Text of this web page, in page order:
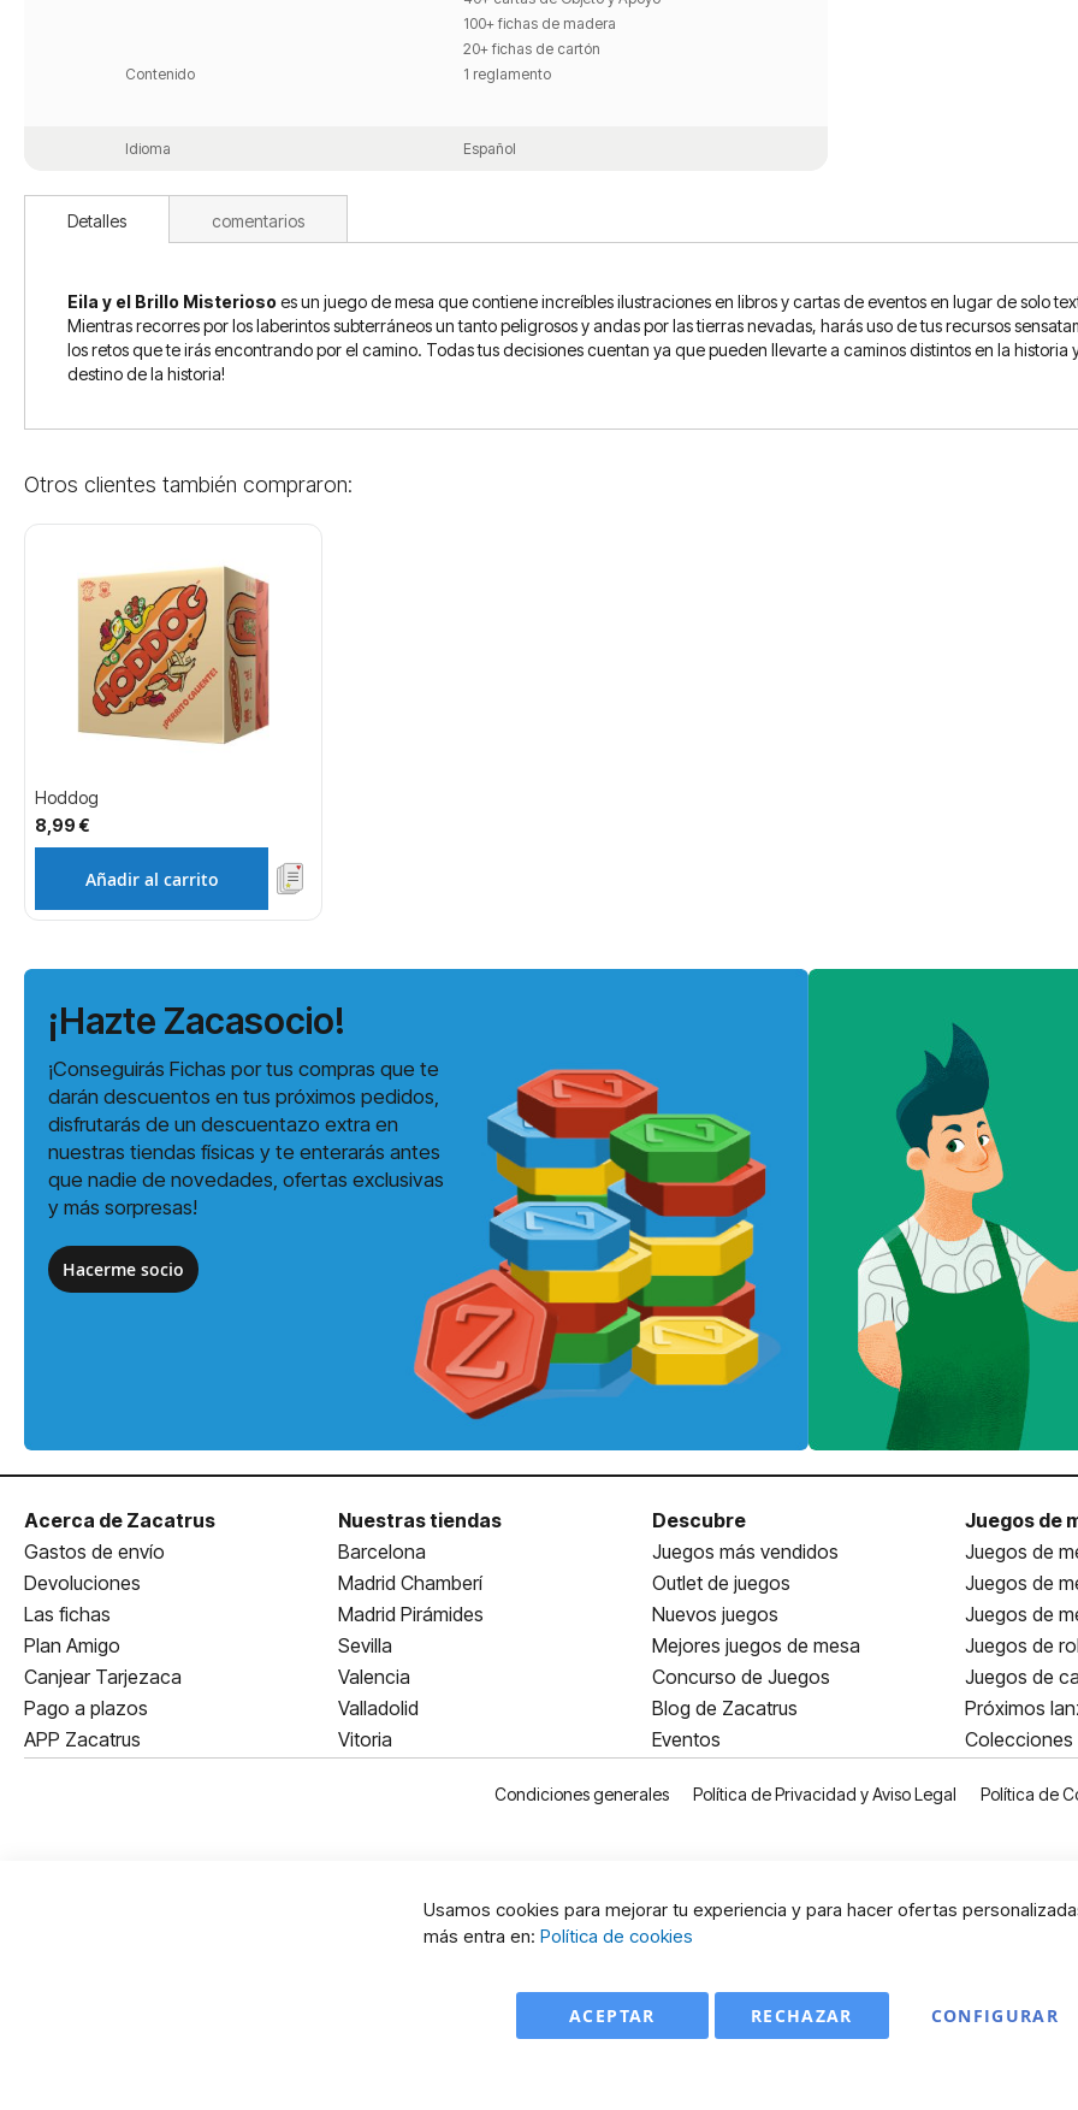
Contenido
100+ fichas de madera
20+ fichas de cartón
1 reglamento
Idioma Español
Detalles
Eila y el Brillo Misterioso es un juego de mesa que contiene increíbles ilustraciones en libros y cartas de eventos en lugar de solo
Mientras recorres por los laberintos subterráneos un tanto peligrosos y andas por las tierras nevadas, harás uso de tus recursos
los retos que te irás encontrando por el camino. Todas tus decisiones cuentan ya que pueden llevarte a caminos distintos en la historia
destino de la historia!
comentarios
Otros clientes también compraron:
Hoddog
8,99 €
Añadir al carrito
¡Hazte Zacasocio!
¡Conseguirás Fichas por tus compras que te
darán descuentos en tus próximos pedidos,
disfrutarás de un descuentazo extra en
nuestras tiendas físicas y te enterarás antes
que nadie de novedades, ofertas exclusivas
y más sorpresas!
Hacerme socio
Acerca de Zacatrus
Gastos de envío
Devoluciones
Las fichas
Plan Amigo
Canjear Tarjezaca
Pago a plazos
APP Zacatrus
Nuestras tiendas
Barcelona
Madrid Chamberí
Madrid Pirámides
Sevilla
Valencia
Valladolid
Vitoria
Descubre
Juegos más vendidos
Outlet de juegos
Nuevos juegos
Mejores juegos de mesa
Concurso de Juegos
Blog de Zacatrus
Eventos
Juegos de
Juegos de
Juegos de
Juegos de
Juegos de rol
Juegos de
Próximos
Colecciones
Condiciones generales Política de Privacidad y Aviso Legal Política de
Usamos cookies para mejorar tu experiencia y para hacer ofertas
más entra en: Política de cookies
ACEPTAR CONFIGURAR
RECHAZAR